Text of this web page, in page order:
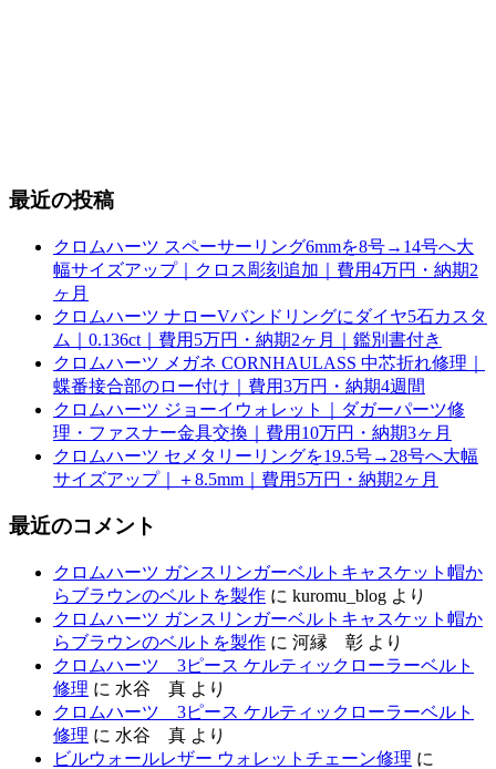
最近の投稿
クロムハーツ スペーサーリング6mmを8号→14号へ大
幅サイズアップ｜クロス彫刻追加｜費用4万円・納期2
ヶ月
クロムハーツ ナローVバンドリングにダイヤ5石カスタ
ム｜0.136ct｜費用5万円・納期2ヶ月｜鑑別書付き
クロムハーツ メガネ CORNHAULASS 中芯折れ修理｜
蝶番接合部のロー付け｜費用3万円・納期4週間
クロムハーツ ジョーイウォレット｜ダガーパーツ修
理・ファスナー金具交換｜費用10万円・納期3ヶ月
クロムハーツ セメタリーリングを19.5号→28号へ大幅
サイズアップ｜＋8.5mm｜費用5万円・納期2ヶ月
最近のコメント
クロムハーツ ガンスリンガーベルトキャスケット帽か
らブラウンのベルトを製作 に kuromu_blog より
クロムハーツ ガンスリンガーベルトキャスケット帽か
らブラウンのベルトを製作 に 河縁 彰 より
クロムハーツ 3ピース ケルティックローラーベルト
修理 に 水谷 真 より
クロムハーツ 3ピース ケルティックローラーベルト
修理 に 水谷 真 より
ビルウォールレザー ウォレットチェーン修理 に